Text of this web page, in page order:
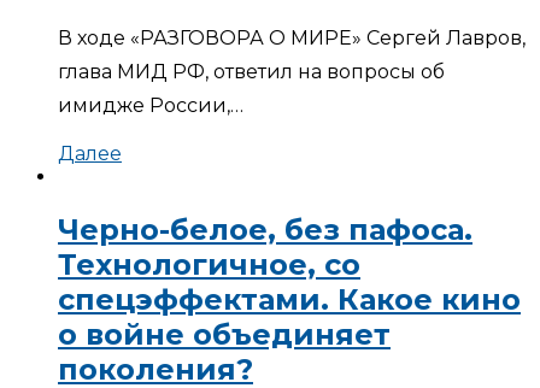
В ходе «РАЗГОВОРА О МИРЕ» Сергей Лавров,
глава МИД РФ, ответил на вопросы об
имидже России,…
Далее
Черно-белое, без пафоса.
Технологичное, со
спецэффектами. Какое кино
о войне объединяет
поколения?